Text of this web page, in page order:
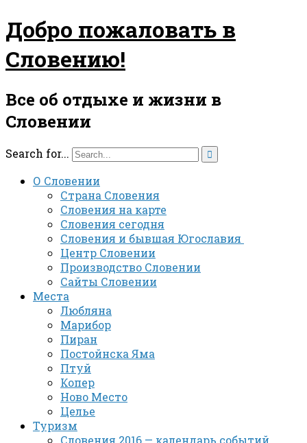
Добро пожаловать в
Словению!
Все об отдыхе и жизни в
Словении
Search for... 
О Словении
Страна Словения
Словения на карте
Словения сегодня
Словения и бывшая Югославия
Центр Словении
Производство Словении
Сайты Словении
Места
Любляна
Марибор
Пиран
Постойнска Яма
Птуй
Копер
Ново Место
Целье
Туризм
Словения 2016 — календарь событий